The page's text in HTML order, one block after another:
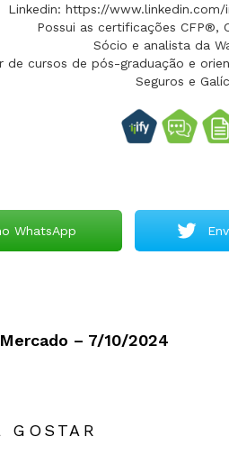
Linkedin: https://
Possui as certificações CFP®,
Sócio e analista da
de cursos de pós-graduação e
Seguros e
WhatsApp
– 7/10/2024
GOSTAR